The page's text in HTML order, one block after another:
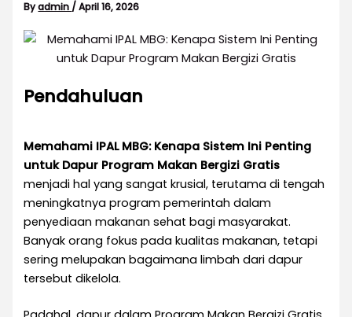
Byadmin /April 16, 2026
Pendahuluan
Memahami IPAL MBG: Kenapa Sistem Ini Penting
untuk Dapur Program Makan Bergizi Gratis
menjadi hal yang sangat krusial, terutama di tengah
meningkatnya program pemerintah dalam
penyediaan makanan sehat bagi masyarakat.
Banyak orang fokus pada kualitas makanan, tetapi
sering melupakan bagaimana limbah dari dapur
tersebut dikelola.